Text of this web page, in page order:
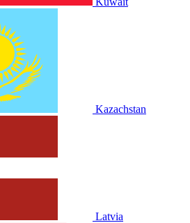
Kazachstan
Latvia